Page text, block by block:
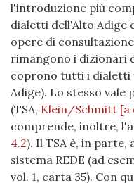
l'introduzione più
dialetti dell'Alto Adige
opere di
rimangono i dizionari
coprono tutti i dialetti
Adige). Lo stesso vale
(TSA, Klein/Schmitt [a
comprende, inoltre,
4.2). Il TSA è, in
sistema REDE (ad
vol. 1, carta 35). Con